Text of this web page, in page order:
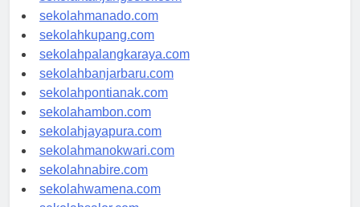
sekolahtanjungselor.com
sekolahmanado.com
sekolahkupang.com
sekolahpalangkaraya.com
sekolahbanjarbaru.com
sekolahpontianak.com
sekolahambon.com
sekolahjayapura.com
sekolahmanokwari.com
sekolahnabire.com
sekolahwamena.com